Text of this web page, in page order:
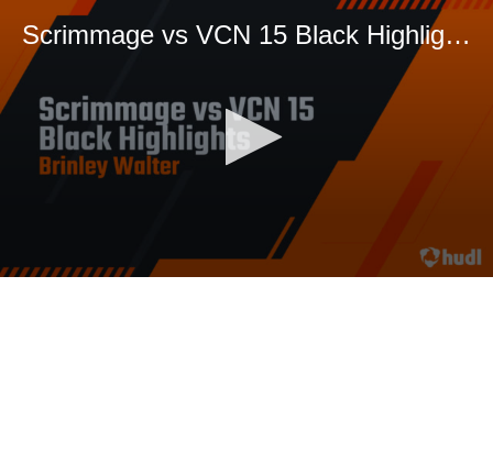
Scrimmage vs VCN 15 Black Highlights